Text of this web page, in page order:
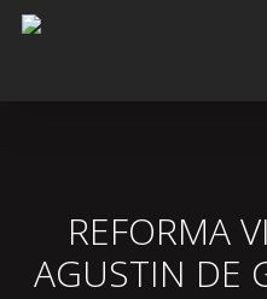
Skip
REFORMA
AGUSTIN DE